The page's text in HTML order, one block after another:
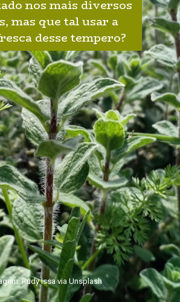
nos mais diversos
mas que tal usar a
desse tempero?
Rudy Issa via Unsplash